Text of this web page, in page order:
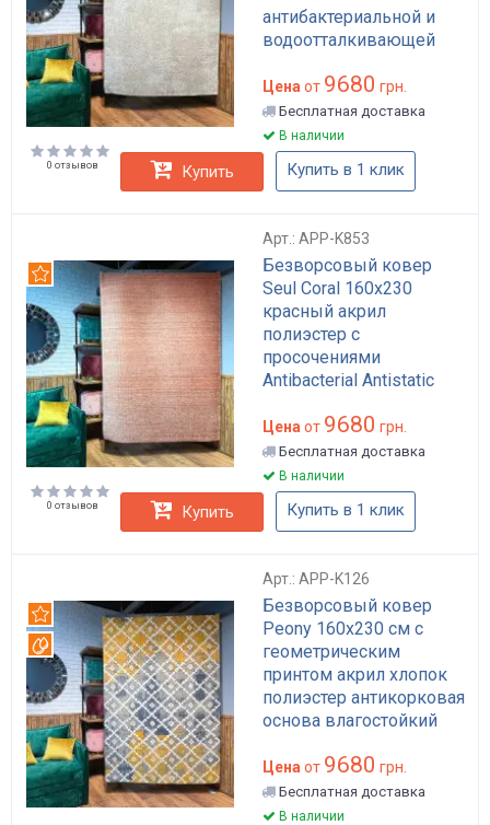
антибактериальной и
водоотталкивающей
APP-K845
Цена от 9680 грн.
Бесплатная доставка
В наличии
0 отзывов Купить Купить в 1 клик
Арт.: APP-K853
Безворсовый ковер
Seul Coral 160x230
красный акрил
полиэстер с
просочениями
Antibacterial Antistatic
гостиную арт: APP-K853
Рекомендуем
Цена от 9680 грн.
Бесплатная доставка
В наличии
0 отзывов Купить Купить в 1 клик
Арт.: APP-K126
Безворсовый ковер
Peony 160x230 см с
геометрическим
принтом акрил хлопок
полиэстер антикорковая
основа влагостойкий
K126
Рекомендуем
Вотерпруф
Цена от 9680 грн.
Бесплатная доставка
В наличии